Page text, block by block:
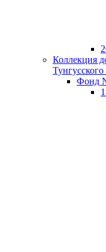
Коллекция
Фонд